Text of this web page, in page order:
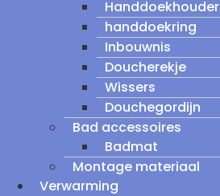
Handdoekhouder
handdoekring
Inbouwnis
Doucherekje
Wissers
Douchegordijn
Bad accessoires
Badmat
Montage materiaal
Verwarming